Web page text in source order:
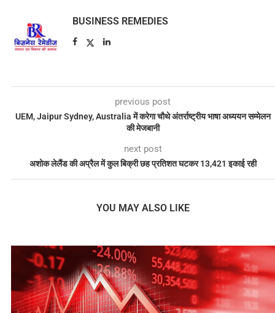
BUSINESS REMEDIES
previous post
UEM, Jaipur Sydney, Australia में करेगा चौथे अंतर्राष्ट्रीय भाषा अध्ययन सम्मेलन
की मेजबानी
next post
अशोक लेलैंड की अप्रैल में कुल बिक्री छह प्रतिशत घटकर 13,421 इकाई रही
YOU MAY ALSO LIKE